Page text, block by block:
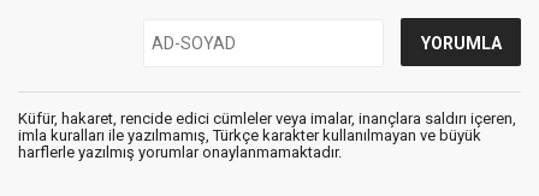
Küfür, hakaret, rencide edici cümleler veya imalar, inançlara saldırı içeren,
imla kuralları ile yazılmamış, Türkçe karakter kullanılmayan ve büyük
harflerle yazılmış yorumlar onaylanmamaktadır.